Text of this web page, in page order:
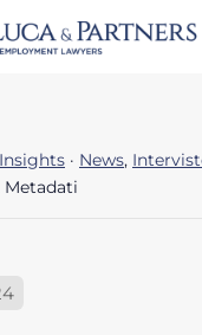
Insights · News,
Metadati